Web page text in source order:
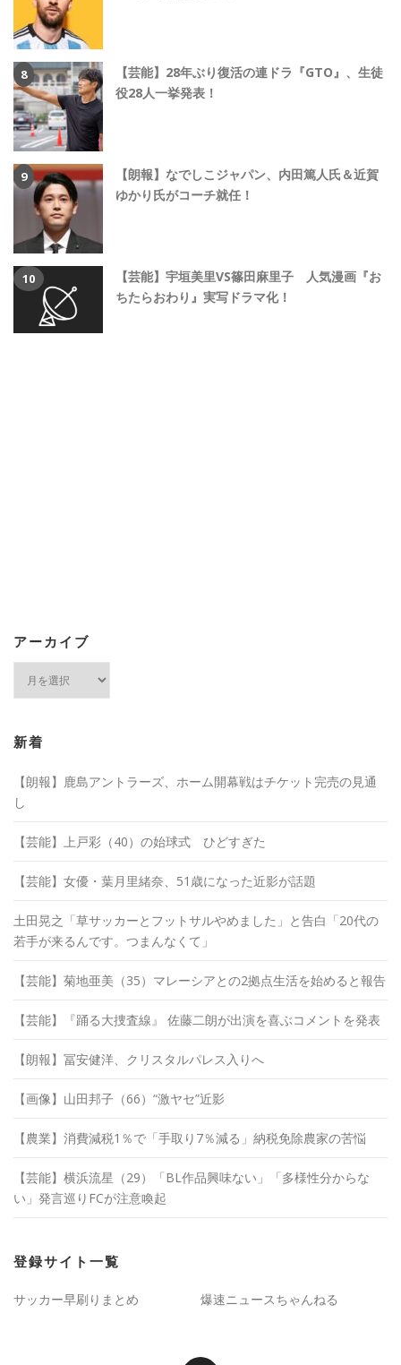
【芸能】28年ぶり復活の連ドラ『GTO』、生徒
役28人一挙発表！
【朗報】なでしこジャパン、内田篤人氏＆近賀
ゆかり氏がコーチ就任！
【芸能】宇垣美里VS篠田麻里子 人気漫画『お
ちたらおわり』実写ドラマ化！
アーカイブ
ブ
新着
【朗報】鹿島アントラーズ、ホーム開幕戦はチケット完売の見通
し
【芸能】上戸彩（40）の始球式 ひどすぎた
【芸能】女優・葉月里緒奈、51歳になった近影が話題
土田晃之「草サッカーとフットサルやめました」と告白「20代の
若手が来るんです。つまんなくて」
【芸能】菊地亜美（35）マレーシアとの2拠点生活を始めると報告
【芸能】『踊る大捜査線』 佐藤二朗が出演を喜ぶコメントを発表
【朗報】冨安健洋、クリスタルパレス入りへ
【画像】山田邦子（66）“激ヤセ”近影
【農業】消費減税1％で「手取り7％減る」納税免除農家の苦悩
【芸能】横浜流星（29）「BL作品興味ない」「多様性分からな
い」発言巡りFCが注意喚起
登録サイト一覧
サッカー早刷りまとめ 爆速ニュースちゃんねる